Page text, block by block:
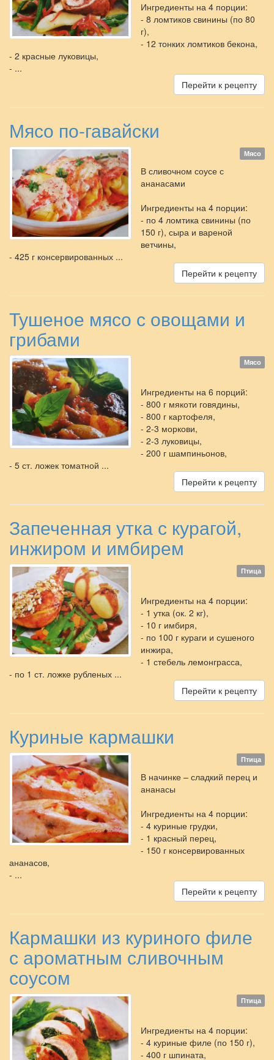
Ингредиенты на 4 порции:
- 8 ломтиков свинины (по 80
г),
- 12 тонких ломтиков бекона,
- 2 красные луковицы,
- ...
Перейти к рецепту
Мясо по-гавайски
Мясо
В сливочном соусе с
ананасами
Ингредиенты на 4 порции:
- по 4 ломтика свинины (по
150 г), сыра и вареной
ветчины,
- 425 г консервированных ...
Перейти к рецепту
Тушеное мясо с овощами и
грибами
Мясо
Ингредиенты на 6 порций:
- 800 г мякоти говядины,
- 800 г картофеля,
- 2-3 моркови,
- 2-3 луковицы,
- 200 г шампиньонов,
- 5 ст. ложек томатной ...
Перейти к рецепту
Запеченная утка с курагой,
инжиром и имбирем
Птица
Ингредиенты на 4 порции:
- 1 утка (ок. 2 кг),
- 10 г имбиря,
- по 100 г кураги и сушеного
инжира,
- 1 стебель лемонграсса,
- по 1 ст. ложке рубленых ...
Перейти к рецепту
Куриные кармашки
Птица
В начинке – сладкий перец и
ананасы
Ингредиенты на 4 порции:
- 4 куриные грудки,
- 1 красный перец,
- 150 г консервированных
ананасов,
- ...
Перейти к рецепту
Кармашки из куриного филе
с ароматным сливочным
соусом
Птица
Ингредиенты на 4 порции:
- 4 куриные филе (по 150 г),
- 400 г шпината,